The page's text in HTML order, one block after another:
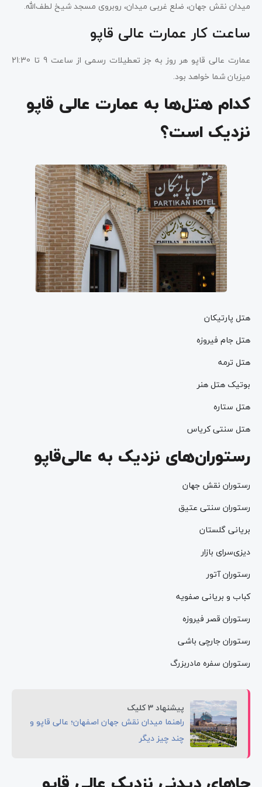
میدان نقش جهان، ضلع غربی میدان، روبروی مسجد شیخ لطف‌الله.
ساعت کار عمارت عالی قاپو
عمارت عالی قاپو هر روز به جز تعطیلات رسمی از ساعت 9 تا 21:30
میزبان شما خواهد بود.
کدام هتل‌ها به عمارت عالی قاپو
نزدیک است؟
هتل پارتیکان
هتل جام فیروزه
هتل ترمه
بوتیک هتل هنر
هتل ستاره
هتل سنتی کریاس
رستوران‌های نزدیک به عالی‌قاپو
رستوران نقش جهان
رستوران سنتی عتیق
بریانی گلستان
دیزی‌سرای بازار
رستوران آتور
کباب و بریانی صفویه
رستوران قصر فیروزه
رستوران جارچی باشی
رستوران سفره مادربزرگ
پیشنهاد 3 کلیک
راهنما میدان نقش جهان اصفهان؛ عالی قاپو و
چند چیز دیگر